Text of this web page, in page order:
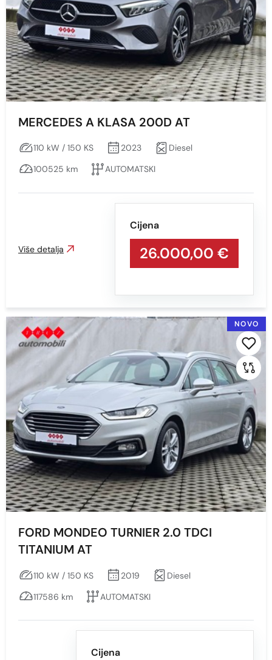
MERCEDES A KLASA 200D AT
110 kW / 150 KS 2023
Diesel
100525 km
AUTOMATSKI
Cijena
26.000,00 €
Više detalja
NOVO
FORD MONDEO TURNIER 2.0 TDCI
TITANIUM AT
110 kW / 150 KS 2019
Diesel
117586 km
AUTOMATSKI
Cijena